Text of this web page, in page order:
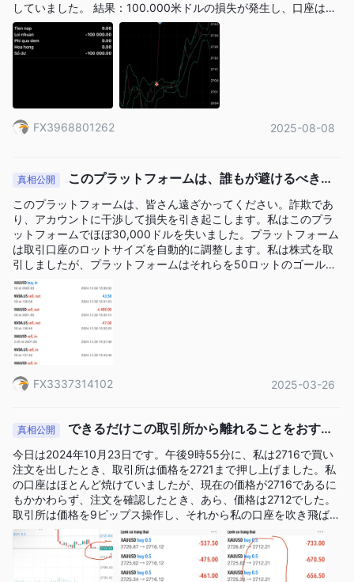
レバレッジ比率は、異なる口座タイプによって異なります。STP
アカウントは500:1、PROアカウントは400:1、ECNアカウント
は200:1、Institutionalアカウントは100:1です。
Atlanta Capital Markets手数料
STP、PRO、ECN、Institutionalアカウントは、スプレッドが異な
ります。STPアカウントのスプレッドは2.0 pipsから、PROアカ
pipsからです。STPとPROの手数料は無料です。ECNアカウント
とInstitutionalアカウントの手数料はそれぞれ4と1.5です。最後
に、STP、PRO、ECNアカウントはスワップフリーですが、
Institutionalアカウントは除きます。
取引プラットフォーム
Atlanta Capital Marketsは、独自のプラットフォームである
Atlanta Capital Markets Automated Trader（AAT）を提供して
います。このプラットフォームは、初心者トレーダーや時間のな
いトレーダー向けに設計されています。MT5やMT4などの人気の
あるプラットフォームもここで利用できます。
Atlanta Capital Marketsは、クライアントに対して9つの入金と
出金オプションを提供しています。Swift、Dragonpay、クレジ
ットカード、デビットカード（Zotapay）を介した資金調達には
最大1営業日かかる場合があります。その他の入金オプションは
即時資金調達をサポートしています。
平日は24時間以内に引き出しが処理されます。引き出し方法によ
っては、数時間以内に資金がアカウントに入金されることが通常
していました。 結果：100.000米ドルの損失が発生し、口座は完
全に「消失」しました。 1. 説明要求 ACMに対し、以下の点につ
いて正式な説明要求を提出しました。 システムの注文マッチング
の仕組み。 注文決済時の実際のスプレッドと流動性。 システムロ
な回答を提供していないため、意図的に情報を隠蔽している疑い
データ： 終値が市場価格と異常な乖離を示していた。 自動注文ク
ローズの明確な理由は示されていなかった。 流動性データに関す
ティへの呼びかけ トレーダー仲間の皆様に、以下のことを強く推
奨します。 同様の事例を共有してください。
FX3968801262 2025-08-08
真相公開
このプラットフォームは、誰もが避けるべきで
このプラットフォームは、皆さん遠ざかってください。詐欺であ
り、アカウントに干渉して損失を引き起こします。私はこのプラ
ットフォームでほぼ30,000ドルを失いました。プラットフォーム
は取引口座のロットサイズを自動的に調整します。私は株式を取
引しましたが、プラットフォームはそれらを50ロットのゴールド
に自動的に調整しました。だから皆さん、このプラットフォーム
から遠ざかってください。
FX3337314102 2025-03-26
真相公開
できるだけこの取引所から離れることをおすす
めします。
今日は2024年10月23日です。午後9時55分に、私は2716で買い
注文を出したとき、取引所は価格を2721まで押し上げました。私
の口座はほとんど焼けていましたが、現在の価格が2716であるに
もかかわらず、注文を確認したとき、あら、価格は2712でした。
取引所は価格を9ピップス操作し、それから私の口座を吹き飛ばし
ました。別の話ですが、まず、取引所のIBが私に連絡し、その
後、クアンフイ・トレーディングというグループに尋ね、案内し
ます。最初は条件はありません。時折、トレードに参入するため
のシグナルを与えてくれます。そしてそのトレードは利益をもた